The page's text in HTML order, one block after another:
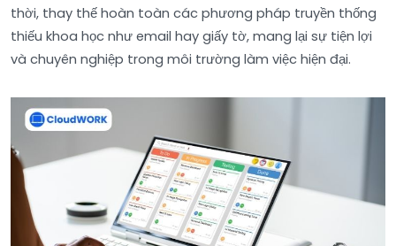
thời, thay thế hoàn toàn các phương pháp truyền thống
thiếu khoa học như email hay giấy tờ, mang lại sự tiện lợi
và chuyên nghiệp trong môi trường làm việc hiện đại.